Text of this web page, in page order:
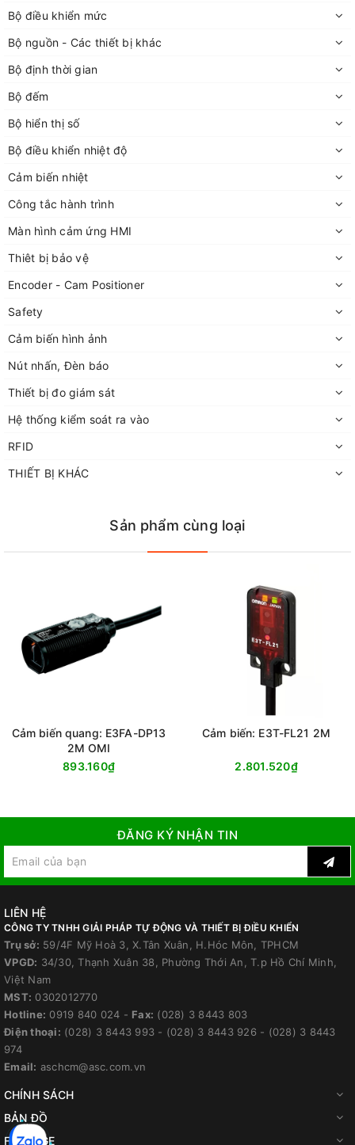
Bộ điều khiển mức
Bộ nguồn - Các thiết bị khác
Bộ định thời gian
Bộ đếm
Bộ hiển thị số
Bộ điều khiển nhiệt độ
Cảm biến nhiệt
Công tắc hành trình
Màn hình cảm ứng HMI
Thiêt bị bảo vệ
Encoder - Cam Positioner
Safety
Cảm biến hình ảnh
Nút nhấn, Đèn báo
Thiết bị đo giám sát
Hệ thống kiểm soát ra vào
RFID
THIẾT BỊ KHÁC
Sản phẩm cùng loại
Cảm biến quang: E3FA-DP13
2M OMI
893.160₫
Cảm biến: E3T-FL21 2M
2.801.520₫
ĐĂNG KÝ NHẬN TIN
LIÊN HỆ
CÔNG TY TNHH GIẢI PHÁP TỰ ĐỘNG VÀ THIẾT BỊ ĐIỀU KHIỂN
Trụ sở: 59/4F Mỹ Hoà 3, X.Tân Xuân, H.Hóc Môn, TPHCM
VPGD: 34/30, Thạnh Xuân 38, Phường Thới An, T.p Hồ Chí Minh,
Việt Nam
MST: 0302012770
Hotline: 0919 840 024 - Fax: (028) 3 8443 803
Điện thoại: (028) 3 8443 993 - (028) 3 8443 926 - (028) 3 8443
974
Email: aschcm@asc.com.vn
CHÍNH SÁCH
BẢN ĐỒ
FANPAGE